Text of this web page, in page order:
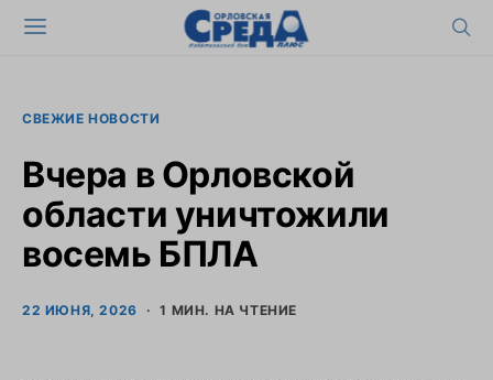
СВЕЖИЕ НОВОСТИ
Вчера в Орловской
области уничтожили
восемь БПЛА
22 ИЮНЯ, 2026 1 МИН. НА ЧТЕНИЕ